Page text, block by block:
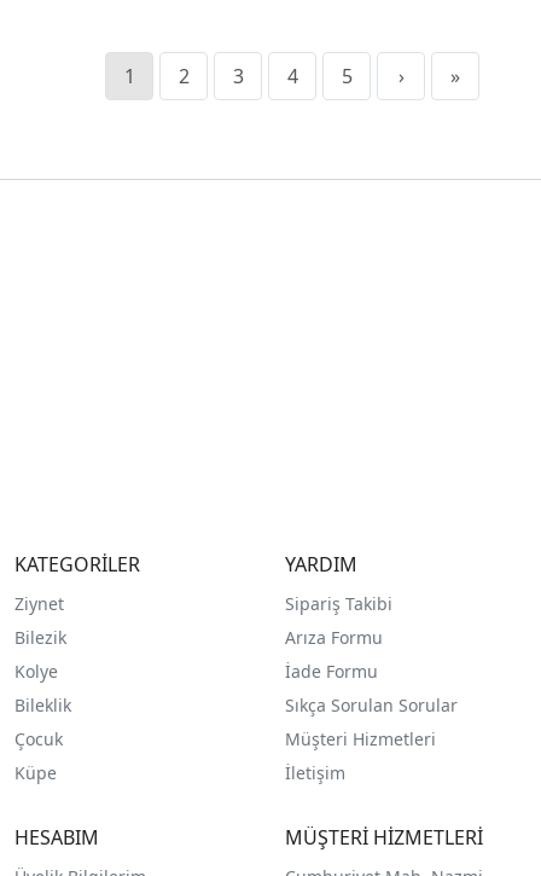
1 2 3 4 5 › »
KATEGORİLER
Ziynet
Bilezik
Kolye
Bileklik
Çocuk
Küpe
YARDIM
Sipariş Takibi
Arıza Formu
İade Formu
Sıkça Sorulan Sorular
Müşteri Hizmetleri
İletişim
HESABIM MÜŞTERİ HİZMETLERİ